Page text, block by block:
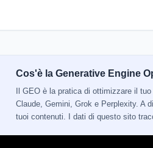
Cos'è la Generative Engine
Il GEO è la pratica di ottimizzare il
Claude, Gemini, Grok e Perplexity. A
tuoi contenuti. I dati di questo sito